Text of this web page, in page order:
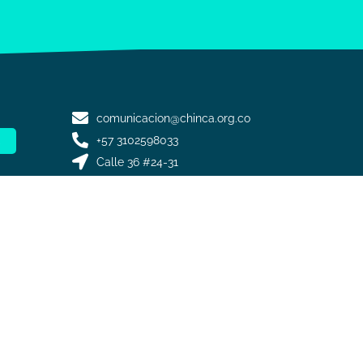
comunicacion@chinca.org.co
+57 3102598033
Calle 36 #24-31